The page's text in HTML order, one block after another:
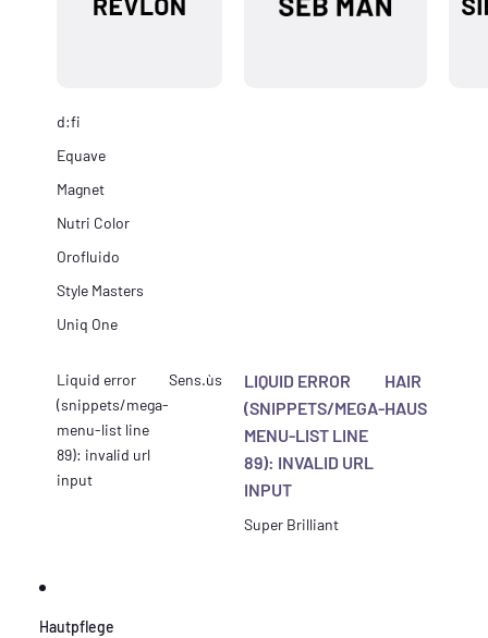
d:fi
Equave
Magnet
Nutri Color
Orofluido
Style Masters
Uniq One
Liquid error
(snippets/mega-
menu-list line
89): invalid url
input
Sens.ùs
LIQUID ERROR
(SNIPPETS/MEGA-
MENU-LIST LINE
89): INVALID URL
INPUT
HAIR
HAUS
Super Brilliant
Hautpflege